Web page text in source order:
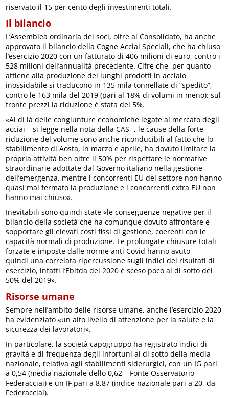
riservato il 15 per cento degli investimenti totali.
Il bilancio
L’Assemblea ordinaria dei soci, oltre al Consolidato, ha anche
approvato il bilancio della Cogne Acciai Speciali, che ha chiuso
l’esercizio 2020 con un fatturato di 406 milioni di euro, contro i
528 milioni dell’annualità precedente. Cifre che, per quanto
attiene alla produzione dei lunghi prodotti in acciaio
inossidabile si traducono in 135 mila tonnellate di “spedito”,
contro le 163 mila del 2019 (pari al 18% di volumi in meno); sul
fronte prezzi la riduzione è stata del 5%.
«Al di là delle congiunture economiche legate al mercato degli
acciai – si legge nella nota della CAS -, le cause della forte
riduzione del volume sono anche riconducibili al fatto che lo
stabilimento di Aosta, in marzo e aprile, ha dovuto limitare la
propria attività ben oltre il 50% per rispettare le normative
straordinarie adottate dal Governo italiano nella gestione
dell’emergenza, mentre i concorrenti EU del settore non hanno
quasi mai fermato la produzione e i concorrenti extra EU non
hanno mai chiuso».
Inevitabili sono quindi state «le conseguenze negative per il
bilancio della società che ha comunque dovuto affrontare e
sopportare gli elevati costi fissi di gestione, coerenti con le
capacità normali di produzione. Le prolungate chiusure totali
forzate e imposte dalle norme anti Covid hanno avuto
quindi una correlata ripercussione sugli indici dei risultati di
esercizio, infatti l’Ebitda del 2020 è sceso poco al di sotto del
50% del 2019».
Risorse umane
Sempre nell’ambito delle risorse umane, anche l’esercizio 2020
ha evidenziato «un alto livello di attenzione per la salute e la
sicurezza dei lavoratori».
In particolare, la società capogruppo ha registrato indici di
gravità e di frequenza degli infortuni al di sotto della media
nazionale, relativa agli stabilimenti siderurgici, con un IG pari
a 0,54 (media nazionale dello 0,62 – Fonte Osservatorio
Federacciai) e un IF pari a 8,87 (indice nazionale pari a 20, da
Federacciai).